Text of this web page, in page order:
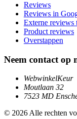
Reviews
Reviews in
Externe reviews
Product reviews
Overstappen
Neem contact op
WebwinkelKeur
Moutlaan 32
7523 MD
© 2026 Alle rechten